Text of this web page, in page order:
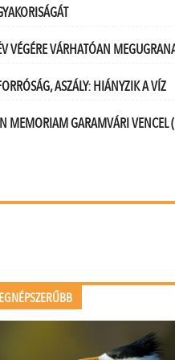
VÉGÉRE VÁRHATÓAN
ASZÁLY: HIÁNYZIK A VÍZ
MEMORIAM GARAMVÁRI